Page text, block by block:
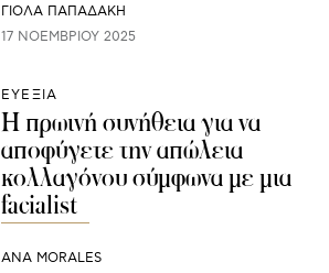
ΓΙΌΛΑ ΠΑΠΑΔΆΚΗ
17 ΝΟΕΜΒΡΊΟΥ 2025
ΕΥΕΞΙΑ
Η πρωινή συνήθεια για να
αποφύγετε την απώλεια
κολλαγόνου σύμφωνα με μια
facialist
ANA MORALES